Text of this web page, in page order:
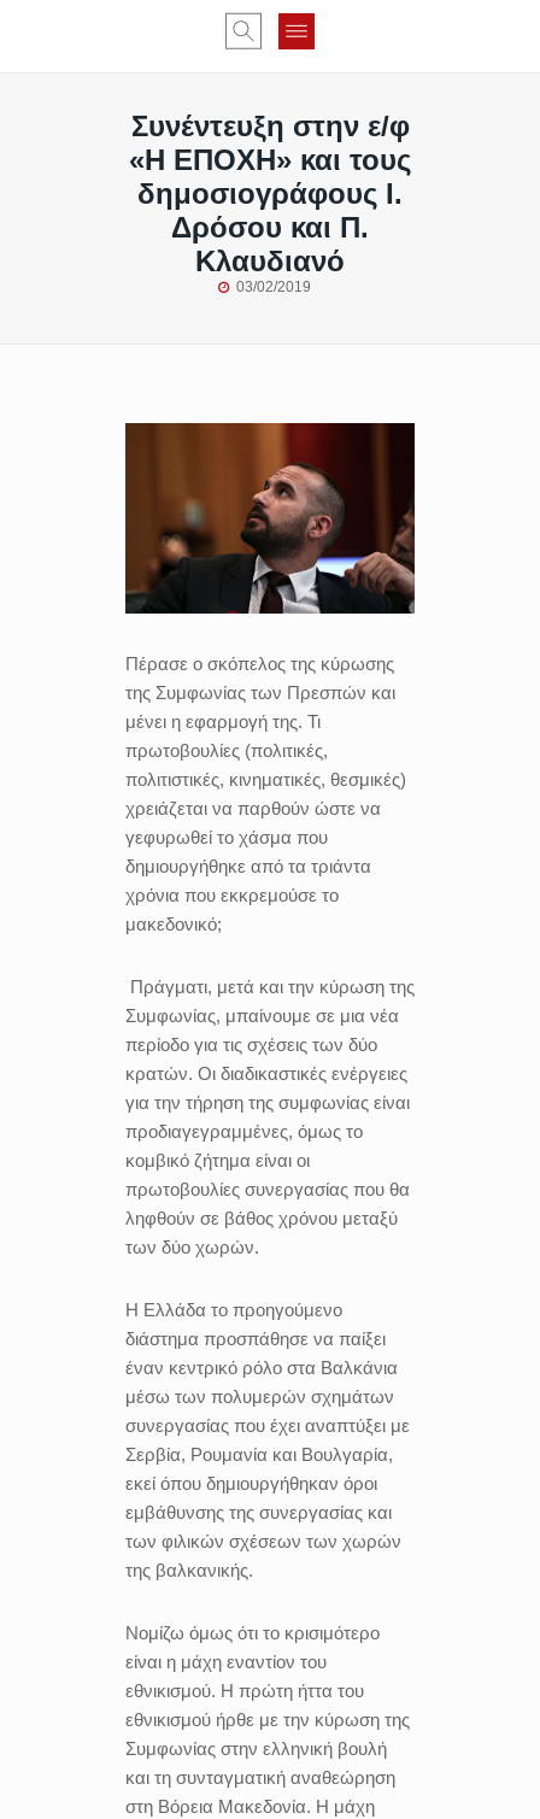
Συνέντευξη στην ε/φ
«Η ΕΠΟΧΗ» και τους
δημοσιογράφους Ι.
Δρόσου και Π.
Κλαυδιανό
03/02/2019
Πέρασε ο σκόπελος της κύρωσης
της Συμφωνίας των Πρεσπών και
μένει η εφαρμογή της. Τι
πρωτοβουλίες (πολιτικές,
πολιτιστικές, κινηματικές, θεσμικές)
χρειάζεται να παρθούν ώστε να
γεφυρωθεί το χάσμα που
δημιουργήθηκε από τα τριάντα
χρόνια που εκκρεμούσε το
μακεδονικό;
Πράγματι, μετά και την κύρωση της
Συμφωνίας, μπαίνουμε σε μια νέα
περίοδο για τις σχέσεις των δύο
κρατών. Οι διαδικαστικές ενέργειες
για την τήρηση της συμφωνίας είναι
προδιαγεγραμμένες, όμως το
κομβικό ζήτημα είναι οι
πρωτοβουλίες συνεργασίας που θα
ληφθούν σε βάθος χρόνου μεταξύ
των δύο χωρών.
Η Ελλάδα το προηγούμενο
διάστημα προσπάθησε να παίξει
έναν κεντρικό ρόλο στα Βαλκάνια
μέσω των πολυμερών σχημάτων
συνεργασίας που έχει αναπτύξει με
Σερβία, Ρουμανία και Βουλγαρία,
εκεί όπου δημιουργήθηκαν όροι
εμβάθυνσης της συνεργασίας και
των φιλικών σχέσεων των χωρών
της βαλκανικής.
Νομίζω όμως ότι το κρισιμότερο
είναι η μάχη εναντίον του
εθνικισμού. Η πρώτη ήττα του
εθνικισμού ήρθε με την κύρωση της
Συμφωνίας στην ελληνική βουλή
και τη συνταγματική αναθεώρηση
στη Βόρεια Μακεδονία. Η μάχη